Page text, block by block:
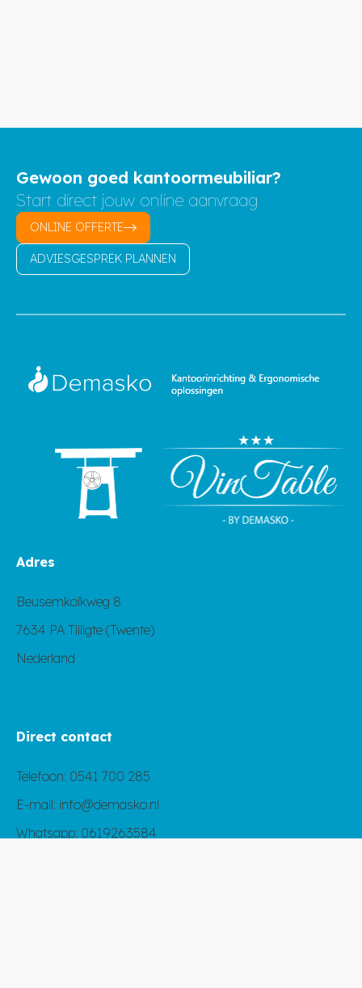
Gewoon goed kantoormeubiliar?
Start direct jouw online aanvraag
ONLINE OFFERTE
ADVIESGESPREK PLANNEN
Adres
Beusemkolkweg 8
7634 PA Tilligte (Twente)
Nederland
Direct contact
Telefoon: 0541 700 285
E-mail: info@demasko.nl
Whatsapp: 0619263584